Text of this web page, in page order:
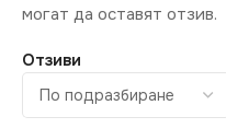
Отзиви
могат да оставят отзив.